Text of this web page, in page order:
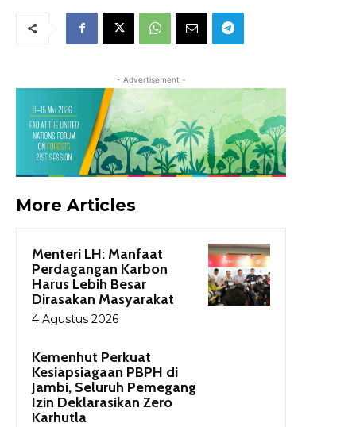
- Advertisement -
More Articles
Menteri LH: Manfaat
Perdagangan Karbon
Harus Lebih Besar
Dirasakan Masyarakat
4 Agustus 2026
Kemenhut Perkuat
Kesiapsiagaan PBPH di
Jambi, Seluruh Pemegang
Izin Deklarasikan Zero
Karhutla